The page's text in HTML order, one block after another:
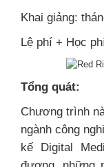
Khai giảng:
Lệ phí + Học
Tổng quát:
Chương trình
ngành công
kế Digital